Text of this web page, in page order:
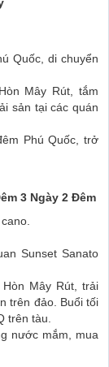
Quốc, di chuyển
Mây Rút, tắm
sản tại các quán
Phú Quốc, trở
3 Ngày 2 Đêm
Sunset Sanato
Mây Rút, trải
trên đảo. Buổi tối
trên tàu.
nước mắm, mua